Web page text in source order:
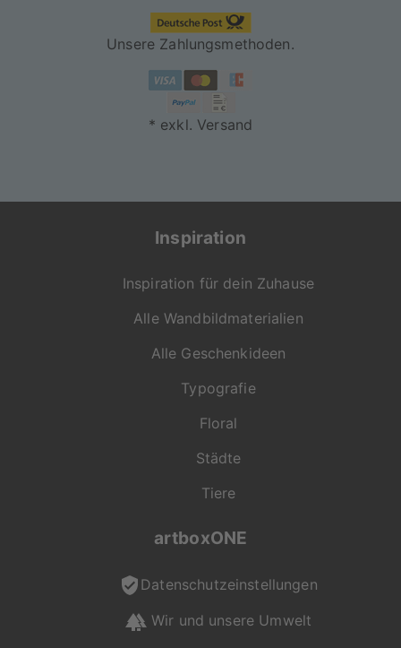
"On Demand" für dich
Unsere Zahlungsmethoden.
* exkl. Versand
Inspiration
Inspiration für dein Zuhause
Alle Wandbildmaterialien
Alle Geschenkideen
Typografie
Floral
Städte
Tiere
artboxONE
Datenschutzeinstellungen
Wir und unsere Umwelt